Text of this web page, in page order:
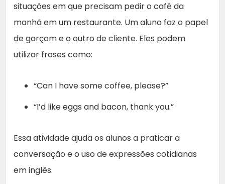
situações em que precisam pedir o café da
manhã em um restaurante. Um aluno faz o papel
de garçom e o outro de cliente. Eles podem
utilizar frases como:
“Can I have some coffee, please?”
“I’d like eggs and bacon, thank you.”
Essa atividade ajuda os alunos a praticar a
conversação e o uso de expressões cotidianas
em inglês.